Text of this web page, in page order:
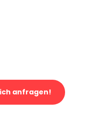
anfragen!